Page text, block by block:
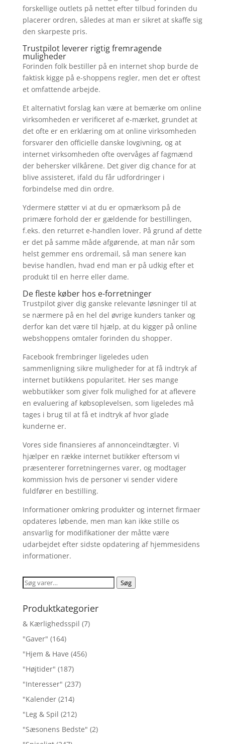
forskellige outlets på nettet efter tilbud forinden du
placerer ordren, således at man er sikret at skaffe sig
den skarpeste pris.
Trustpilot leverer rigtig fremragende
muligheder
Forinden folk bestiller på en internet shop burde de
faktisk kigge på e-shoppens regler, men det er oftest
et omfattende arbejde.
Et alternativt forslag kan være at bemærke om online
virksomheden er verificeret af e-mærket, grundet at
det ofte er en erklæring om at online virksomheden
forsvarer den officielle danske lovgivning, og at
internet virksomheden ofte overvåges af fagmænd
der behersker vilkårene. Det giver dig chance for at
blive assisteret, ifald du får udfordringer i
forbindelse med din ordre.
Ydermere støtter vi at du er opmærksom på de
primære forhold der er gældende for bestillingen,
f.eks. den returret e-handlen lover. På grund af dette
er det på samme måde afgørende, at man når som
helst gemmer ens ordremail, så man senere kan
bevise handlen, hvad end man er på udkig efter et
produkt til en herre eller dame.
De fleste køber hos e-forretninger
Trustpilot giver dig ganske relevante løsninger til at
se nærmere på en hel del øvrige kunders tanker og
derfor kan det være til hjælp, at du kigger på online
webshoppens omtaler forinden du shopper.
Facebook frembringer ligeledes uden
sammenligning sikre muligheder for at få indtryk af
internet butikkens popularitet. Her ses mange
webbutikker som giver folk mulighed for at aflevere
en evaluering af købsoplevelsen, som ligeledes må
tages i brug til at få et indtryk af hvor glade
kunderne er.
Vores side finansieres af annonceindtægter. Vi
hjælper en række internet butikker eftersom vi
præsenterer forretningernes varer, og modtager
kommission hvis de personer vi sender videre
fuldfører en bestilling.
Informationer omkring produkter og internet firmaer
opdateres løbende, men man kan ikke stille os
ansvarlig for modifikationer der måtte være
udarbejdet efter sidste opdatering af hjemmesidens
informationer.
Søg
Søg
Produktkategorier
& Kærlighedsspil (7)
"Gaver" (164)
"Hjem & Have (456)
"Højtider" (187)
"Interesser" (237)
"Kalender (214)
"Leg & Spil (212)
"Sæsonens Bedste" (2)